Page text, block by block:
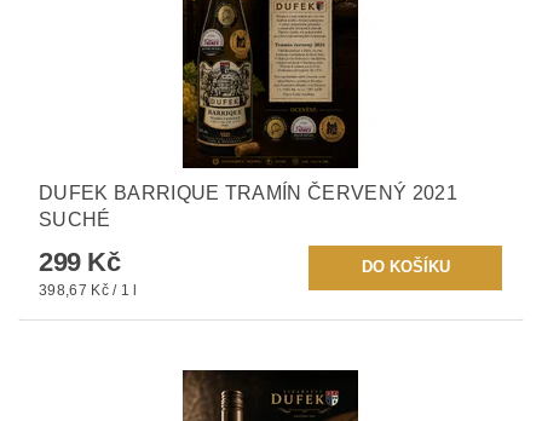
DUFEK BARRIQUE TRAMÍN ČERVENÝ 2021
SUCHÉ
299 Kč
398,67 Kč / 1 l